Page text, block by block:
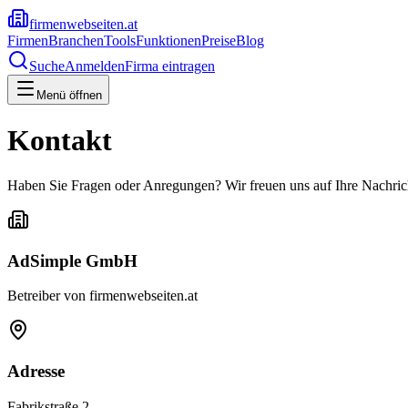
firmenwebseiten.at
FirmenBranchenToolsFunktionenPreiseBlog
SucheAnmeldenFirma eintragen
Menü öffnen
Kontakt
Haben Sie Fragen oder Anregungen? Wir freuen uns auf Ihre
AdSimple GmbH
Betreiber von firmenwebseiten.at
Adresse